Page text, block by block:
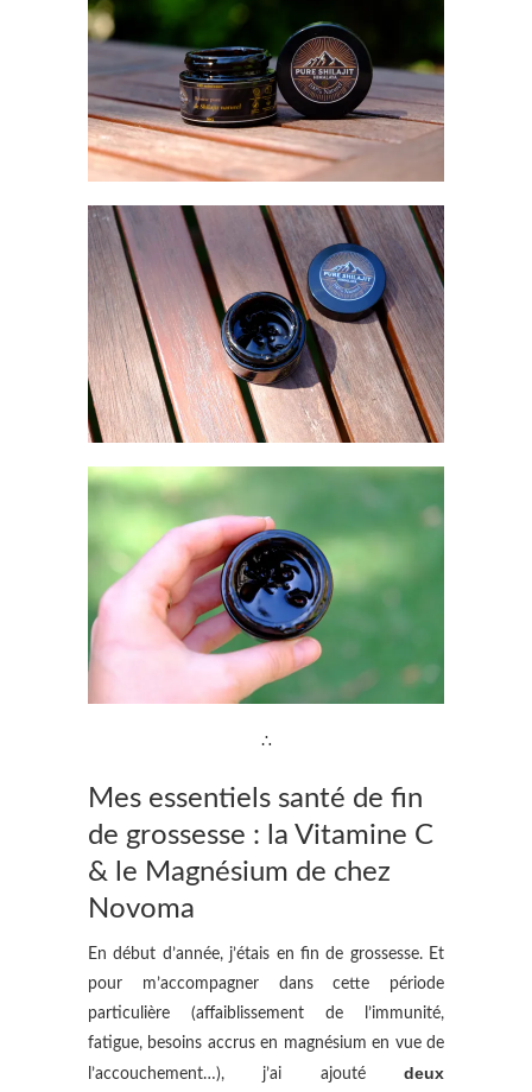
∴
Mes essentiels santé de fin
de grossesse : la Vitamine C
& le Magnésium de chez
Novoma
En début d’année, j’étais en fin de grossesse. Et
pour m’accompagner dans cette période
particulière (affaiblissement de l’immunité,
fatigue, besoins accrus en magnésium en vue de
l’accouchement…), j’ai ajouté deux